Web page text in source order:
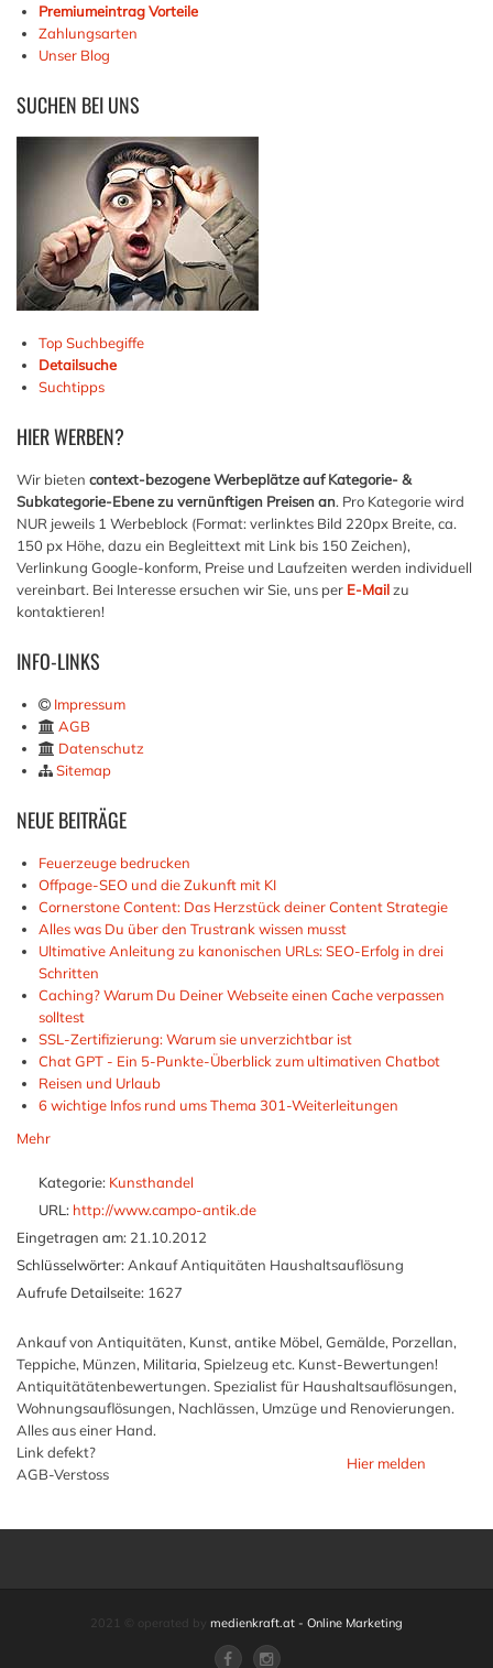
Premiumeintrag Vorteile
Zahlungsarten
Unser Blog
SUCHEN BEI UNS
Top Suchbegiffe
Detailsuche
Suchtipps
HIERWERBEN?
Wir bieten context-bezogene Werbeplätze auf Kategorie- &
Subkategorie-Ebene zu vernünftigen Preisen an. Pro Kategorie wird
NUR jeweils 1 Werbeblock (Format: verlinktes Bild 220px Breite, ca.
150 px Höhe, dazu ein Begleittext mit Link bis 150 Zeichen),
Verlinkung Google-konform, Preise und Laufzeiten werden individuell
vereinbart. Bei Interesse ersuchen wir Sie, uns per E-Mailzu
kontaktieren!
INFO-LINKS
Impressum
AGB
Datenschutz
Sitemap
NEUEBEITRÄGE
Feuerzeuge bedrucken
Offpage-SEO und die Zukunft mit KI
Cornerstone Content: Das Herzstück deiner Content Strategie
Alles was Du über den Trustrank wissen musst
Ultimative Anleitung zu kanonischen URLs: SEO-Erfolg in drei
Schritten
Caching? Warum Du Deiner Webseite einen Cache verpassen
solltest
SSL-Zertifizierung: Warum sie unverzichtbar ist
Chat GPT - Ein 5-Punkte-Überblick zum ultimativen Chatbot
Reisen und Urlaub
6 wichtige Infos rund ums Thema 301-Weiterleitungen
Mehr
Kategorie: Kunsthandel
URL: http://www.campo-antik.de
Eingetragen am: 21.10.2012
Schlüsselwörter: Ankauf Antiquitäten Haushaltsauflösung
Aufrufe Detailseite: 1627
Ankauf von Antiquitäten, Kunst, antike Möbel, Gemälde, Porzellan,
Teppiche, Münzen, Militaria, Spielzeug etc. Kunst-Bewertungen!
Antiquitätätenbewertungen. Spezialist für Haushaltsauflösungen,
Wohnungsauflösungen, Nachlässen, Umzüge und Renovierungen.
Alles aus einer Hand.
Link defekt?
AGB-Verstoss
Hier melden
2021 © operated by medienkraft.at - Online Marketing